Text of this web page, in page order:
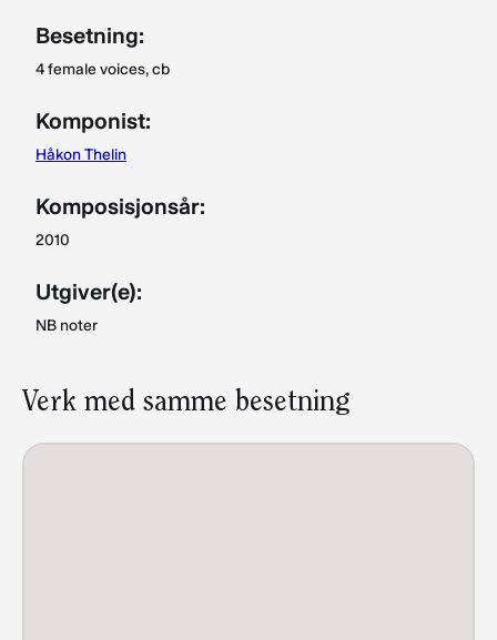
Besetning:
4 female voices, cb
Komponist:
Håkon Thelin
Komposisjonsår:
2010
Utgiver(e):
NB noter
Verk med samme besetning